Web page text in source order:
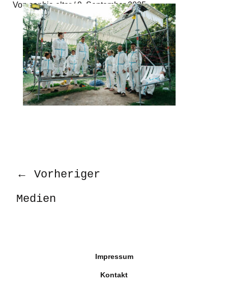
Vonsophia elter /9. September 2025
←
Vorheriger
Medien
Impressum
Kontakt